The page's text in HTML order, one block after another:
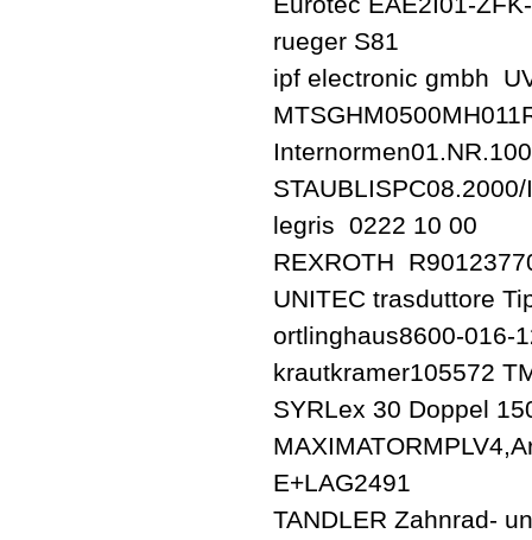
rueger S81
ipf electronic gmbh
legris 0222 10 00
REXROTH
UNITEC trasduttore
ortlinghaus8600-016-
krautkramer105572
SYRLex 30 Doppel
E+LAG2491
TANDLER Zahnrad-